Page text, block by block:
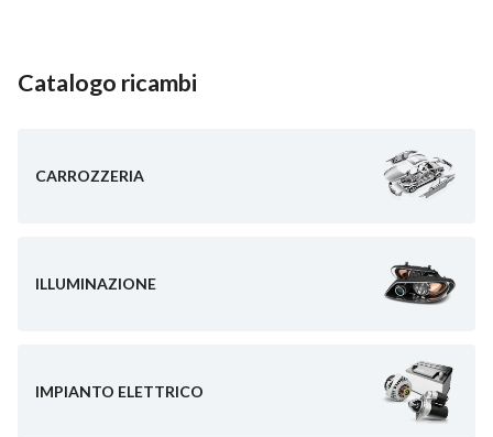
Catalogo ricambi
CARROZZERIA
ILLUMINAZIONE
IMPIANTO ELETTRICO